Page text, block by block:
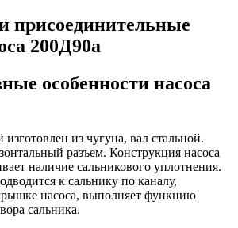
присоединительные
200Д90а
особенности насоса
из чугуна, вал стальной.
разъем. Конструкция насоса
наличие сальникового уплотнения.
к сальнику по каналу,
насоса, выполняет функцию
сальника.